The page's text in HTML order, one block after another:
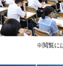
※閲覧に